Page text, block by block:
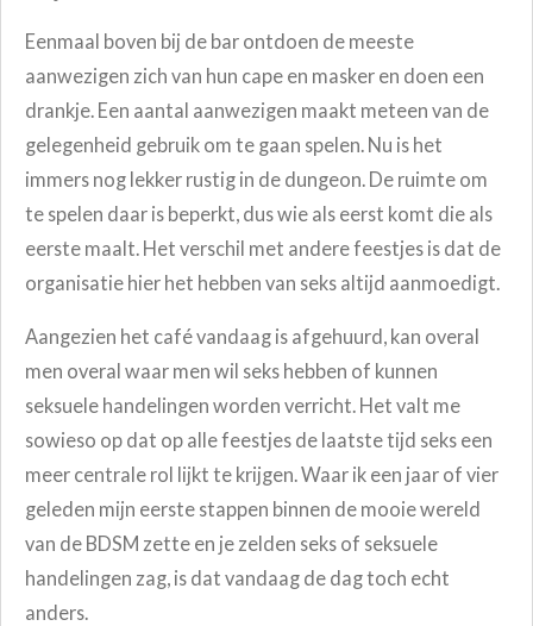
Eenmaal boven bij de bar ontdoen de meeste
aanwezigen zich van hun cape en masker en doen een
drankje. Een aantal aanwezigen maakt meteen van de
gelegenheid gebruik om te gaan spelen. Nu is het
immers nog lekker rustig in de dungeon. De ruimte om
te spelen daar is beperkt, dus wie als eerst komt die als
eerste maalt. Het verschil met andere feestjes is dat de
organisatie hier het hebben van seks altijd aanmoedigt.
Aangezien het café vandaag is afgehuurd, kan overal
men overal waar men wil seks hebben of kunnen
seksuele handelingen worden verricht. Het valt me
sowieso op dat op alle feestjes de laatste tijd seks een
meer centrale rol lijkt te krijgen. Waar ik een jaar of vier
geleden mijn eerste stappen binnen de mooie wereld
van de BDSM zette en je zelden seks of seksuele
handelingen zag, is dat vandaag de dag toch echt
anders.